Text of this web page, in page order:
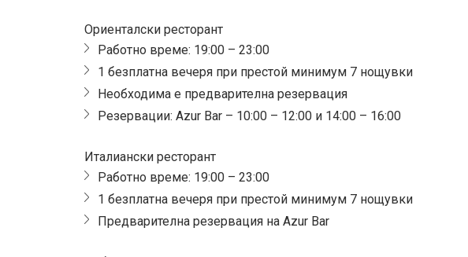
Ориенталски ресторант
Работно време: 19:00 – 23:00
1 безплатна вечеря при престой минимум 7 нощувки
Необходима е предварителна резервация
Резервации: Azur Bar – 10:00 – 12:00 и 14:00 – 16:00
Италиански ресторант
Работно време: 19:00 – 23:00
1 безплатна вечеря при престой минимум 7 нощувки
Предварителна резервация на Azur Bar